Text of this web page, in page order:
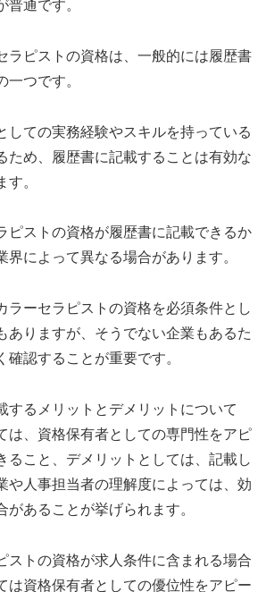
普通です。
ラピストの資格は、一般的には履歴書
一つです。
しての実務経験やスキルを持っている
ため、履歴書に記載することは有効な
。
ピストの資格が履歴書に記載できるか
界によって異なる場合があります。
ラーセラピストの資格を必須条件とし
ありますが、そうでない企業もあるた
確認することが重要です。
するメリットとデメリットについて
は、資格保有者としての専門性をアピ
ること、デメリットとしては、記載し
や人事担当者の理解度によっては、効
があることが挙げられます。
ストの資格が求人条件に含まれる場合
は資格保有者としての優位性をアピー